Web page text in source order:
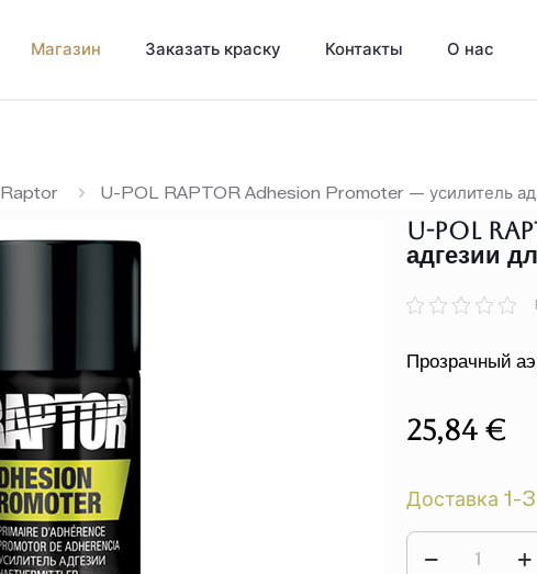
Магазин Заказать краску Контакты О нас
Raptor U-POL RAPTOR Adhesion Promoter — усилитель
U-POL
адгезии
Прозрачный
25,84 €
Доставка 1-